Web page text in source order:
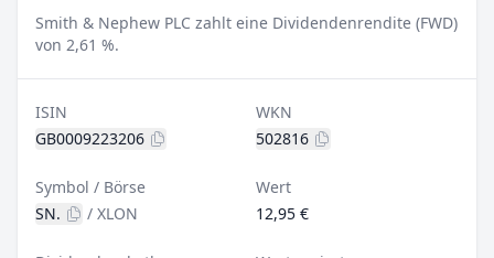
Smith & Nephew PLC zahlt eine Dividendenrendite (FWD)
von 2,61 %.
ISIN
GB0009223206
WKN
502816
Symbol / Börse
SN.
/ XLON
Wert
12,95 €